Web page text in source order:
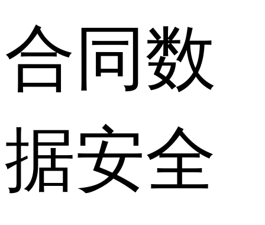
合同数
据安全